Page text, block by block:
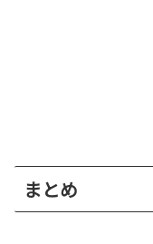
まとめ